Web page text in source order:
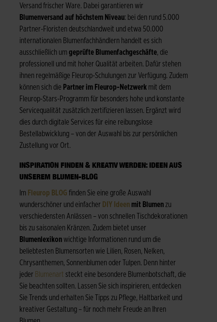
Versand frischer Ware. Dabei garantieren wir
Blumenversand auf höchstem Niveau: bei den rund 5.000
Partner-Floristen deutschlandweit und etwa 50.000
internationalen Blumenfachhändlern handelt es sich
ausschließlich um geprüfte Blumenfachgeschäfte, die
professionell und mit hoher Qualität arbeiten. Dafür stehen
ihnen regelmäßige Fleurop-Schulungen zur Verfügung. Zudem
können sich die Partner im Fleurop-Netzwerk mit dem
Fleurop-Stars-Programm für besonders hohe und konstante
Servicequalität zusätzlich zertifizieren lassen. Ergänzt wird
dies durch digitale Services für eine reibungslose
Bestellabwicklung – von der Auswahl bis zur persönlichen
Zustellung vor Ort.
INSPIRATION FINDEN & KREATIV WERDEN: IDEEN AUS
UNSEREM BLUMEN-BLOG
Im Fleurop BLOG finden Sie eine große Auswahl
wunderschöner und einfacher DIY Ideen mit Blumen zu
verschiedensten Anlässen – von schnellen Tischdekorationen
bis zu saisonalen Kränzen. Zudem bietet unser
Blumenlexikonwichtige Informationen rund um die
beliebtesten Blumensorten wie Lilien, Rosen, Nelken,
Chrysanthemen, Sonnenblumen oder Tulpen. Denn hinter
jeder Blumenart steckt eine besondere Blumenbotschaft, die
Sie beachten sollten. Lassen Sie sich inspirieren, entdecken
Sie Trends und erhalten Sie Tipps zu Pflege, Haltbarkeit und
kreativer Gestaltung – für noch mehr Freude an Ihren